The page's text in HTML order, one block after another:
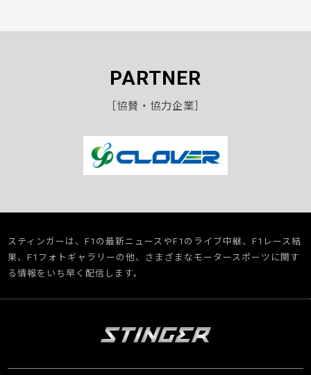
PARTNER
［協賛・協力企業］
スティンガーは、F1の最新ニュースやF1のライブ中継、F1レース結
果、F1フォトギャラリーの他、さまざまなモータースポーツに関す
る情報をいち早く配信します。